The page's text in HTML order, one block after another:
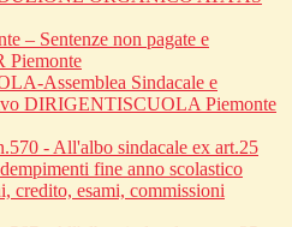
– Sentenze non pagate e
Piemonte
Assemblea Sindacale e
DIRIGENTISCUOLA Piemonte
- All'albo sindacale ex art.25
fine anno scolastico
credito, esami, commissioni